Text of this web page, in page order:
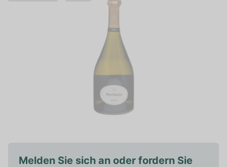
Melden Sie sich an oder fordern Sie